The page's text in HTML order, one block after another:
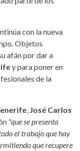
con la nueva
Objetos
afán por dar a
y para poner en
de la
, José Carlos
"que se presenta
el trabajo que hay
que recupere